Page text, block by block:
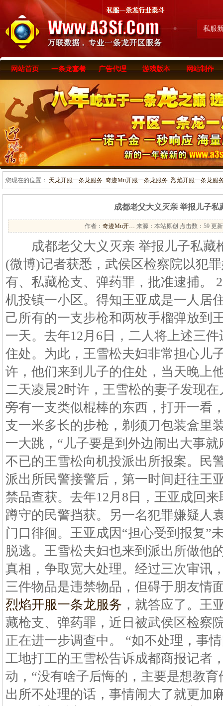
私服
网站首页 一条龙套餐 广告代理 游戏版本 网站制作
您现在的位置： 天龙开服一条龙服务_奇迹Mu开服一条龙服务_烈焰开服一条龙服
成都老父大义灭亲 举报儿子私
作者： 奇迹Mu开… 来源：本站原创 点击数： 59 更
成都老父大义灭亲 举报儿子私藏
(微博)记者获悉，武侯区检察院以犯
有、私藏枪支、弹药罪，批准逮捕。
机投镇一小区。得知王亚成是一人居
己所有的一支步枪和两枚手榴弹放到
一天。去年12月6日，二人将上述三
住处。为此，王雪松夫妇非常担心儿
许，他们来到儿子的住处，当天晚上
二天凌晨2时许，王雪松的妻子发现
旁有一支类似棍棒的东西，打开一看
支一米多长的步枪，剃须刀包装盒里
一大跳，“儿子要是到外边闹出大事
不已的王雪松向机投派出所报案。民
派出所民警接警后，第一时间赶往王
禁品查获。去年12月8日，王亚成回
蹲守的民警挡获。另一名犯罪嫌疑人
门口徘徊。王亚成因“担心受到报复”
脱逃。王雪松夫妇也来到派出所做他
真相，争取宽大处理。经过三次审讯
三件物品是违禁物品，但碍于朋友情
烈焰开服一条龙服务 ，就答应了。王
藏枪支、弹药罪，近日被武侯区检察
正在进一步调查中。 “如不处理，事
工地打工的王雪松告诉成都商报记者
动，“没有啥子后悔的，主要是想教
出所不处理的话，事情闹大了就更加